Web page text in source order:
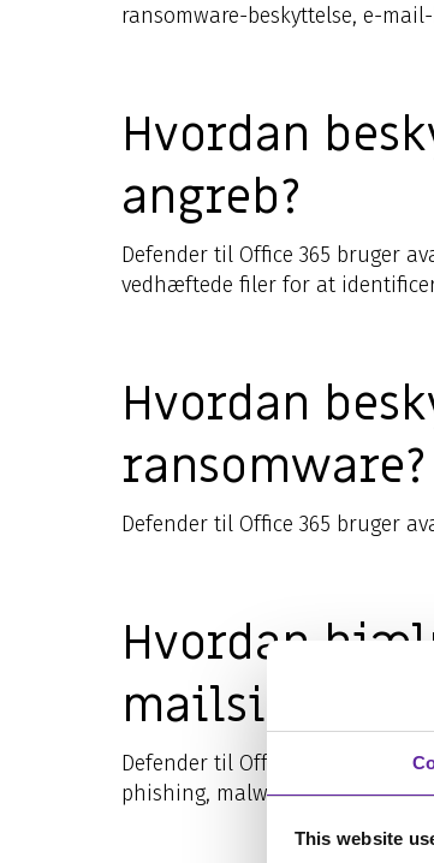
This website
ransomware-beskyttelse, e-
Hvordan
angreb?
Defender til Office 365 bruger
vedhæftede filer for at
Hvordan
ransomware?
Defender til Office 365 bruger
Hvordan
Defender til Office 365 hjælper
phishing, malware og